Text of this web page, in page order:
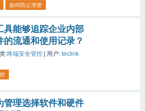
如何防止泄密
具能够追踪企业内部
的流通和使用记录？
:终端安全管控 用户: teclink
管理选择软件和硬件